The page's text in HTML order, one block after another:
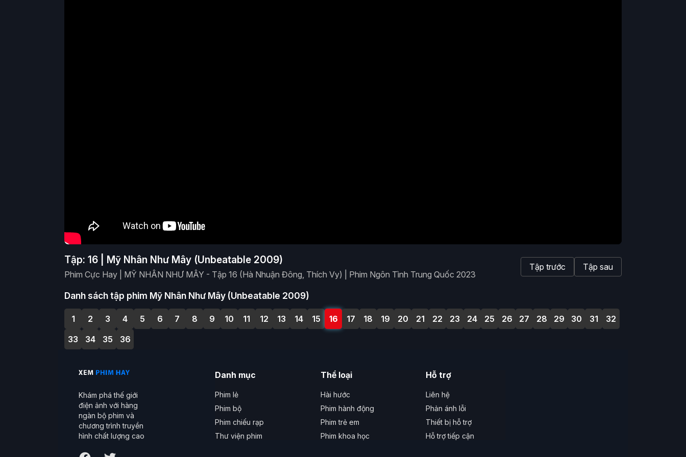
Tập: 16 | Mỹ Nhân Như Mây (Unbeatable 2009)
Phim Cực Hay | MỸ NHÂN NHƯ MÂY - Tập 16 (Hà Nhuận Đông, Thích Vy) | Phim Ngôn Tình Trung Quốc 2023
Tập trước Tập sau
Danh sách tập phim Mỹ Nhân Như Mây (Unbeatable 2009)
1 2 3 4 5 6 7 8 9 10 11 12 13 14 15 16 17 18 19 20 21 22 23 24 25 26 27 28 29 30 31
32
33
34 35 36
Khám phá thế giới
điện ảnh với hàng
ngàn bộ phim và
chương trình truyền
hình chất lượng cao
Danh mục
Phim lẻ
Phim bộ
Phim chiếu rạp
Thư viện phim
Thể loại
Hài hước
Phim hành động
Phim trẻ em
Phim khoa học
Hỗ trợ
Liên hệ
Phản ánh lỗi
Thiết bị hỗ trợ
Hỗ trợ tiếp cận